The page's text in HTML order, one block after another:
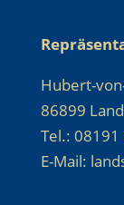
Hubert-
86899
Tel.:
E-Mail: